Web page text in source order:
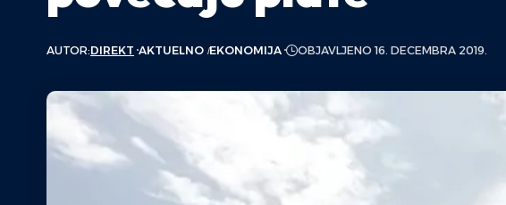
AUTOR:DIREKT AKTUELNO EKONOMIJA OBJAVLJENO 16. DECEMBRA 2019.